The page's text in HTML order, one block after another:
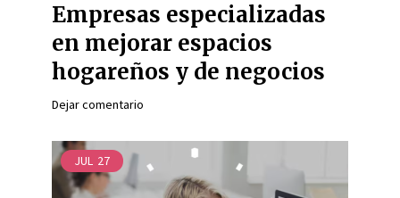
Empresas especializadas
en mejorar espacios
hogareños y de negocios
Dejar comentario
JUL 27